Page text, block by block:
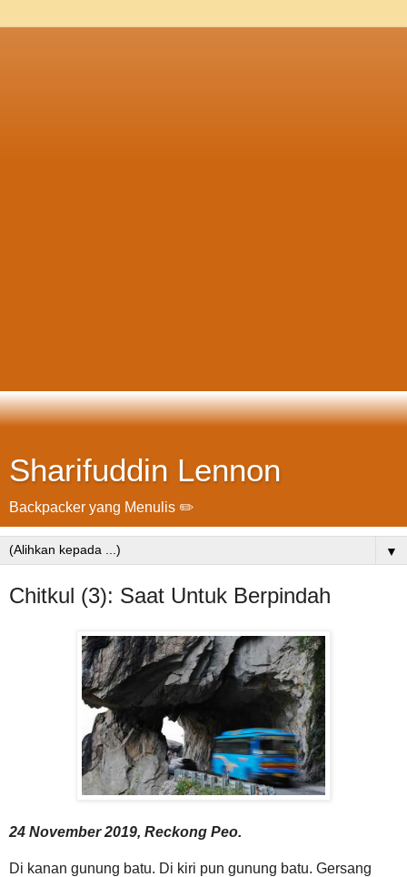
Sharifuddin Lennon
Backpacker yang Menulis ✏️
▼
Chitkul (3): Saat Untuk Berpindah
24 November 2019, Reckong Peo.
Di kanan gunung batu. Di kiri pun gunung batu. Gersang